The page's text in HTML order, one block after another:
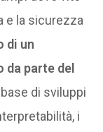
e la sicurezza
di un
parte del
base di sviluppi
i